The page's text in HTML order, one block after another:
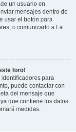
un usuario en
mensajes dentro de
usar el botón para
o comunicarlo a La
foro!
para
puede contactar con
del mensaje que
que contiene los datos
medidas.